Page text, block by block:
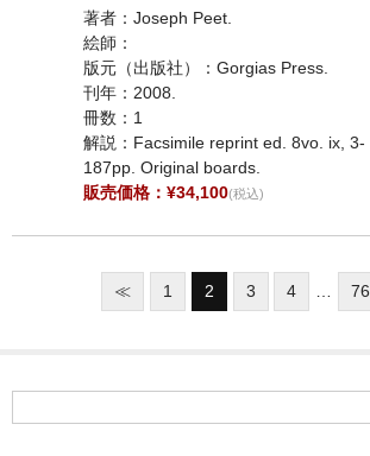
著者：Joseph Peet.
絵師：
版元（出版社）：Gorgias Press.
刊年：2008.
冊数：1
解説：Facsimile reprint ed. 8vo. ix, 3-
187pp. Original boards.
販売価格：¥34,100(税込)
≪ 1 2 3 4 76